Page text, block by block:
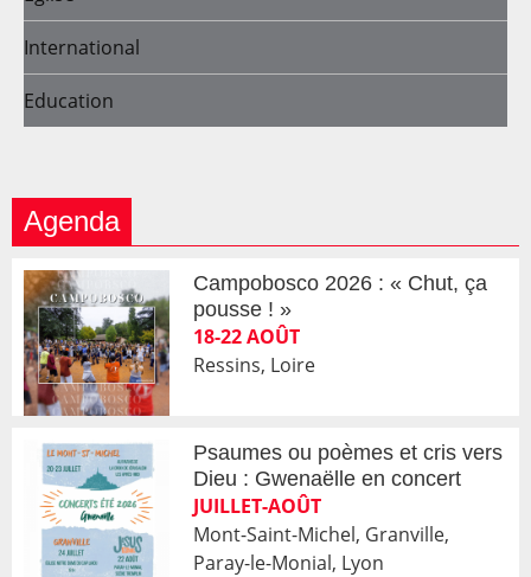
International
Education
Agenda
Campobosco 2026 : « Chut, ça
pousse ! »
18-22 AOÛT
Ressins, Loire
Psaumes ou poèmes et cris vers
Dieu : Gwenaëlle en concert
JUILLET-AOÛT
Mont-Saint-Michel, Granville,
Paray-le-Monial, Lyon